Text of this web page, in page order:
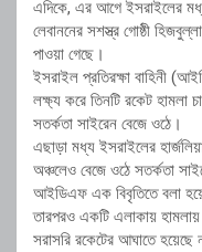
এদিকে, এর আগে ইসরাইলের
লেবাননের সশস্ত্র গোষ্ঠী
পাওয়া গেছে।
ইসরাইল প্রতিরক্ষা বাহিনী
লক্ষ্য করে তিনটি রকেট হামলা
সতর্কতা সাইরেন বেজে ওঠে।
এছাড়া মধ্য ইসরাইলের
অঞ্চলেও বেজে ওঠে সতর্কতা
আইডিএফ এক বিবৃতিতে বলা
তারপরও একটি এলাকায় হামলায়
সরাসরি রকেটের আঘাতে হয়েছে